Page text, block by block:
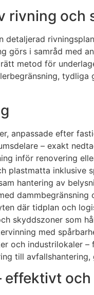
rivning och
i samråd med
metod för
anpassade efter
– exakt
inför renovering
plastmatta inklusive
hantering av
dammbegränsning
där tidplan och
skyddszoner som
med
och industrilokaler
till
effektivt